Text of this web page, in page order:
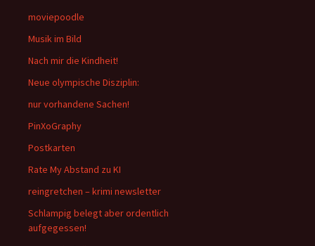
moviepoodle
Musik im Bild
Nach mir die Kindheit!
Neue olympische Disziplin:
nur vorhandene Sachen!
PinXoGraphy
Postkarten
Rate My Abstand zu KI
reingretchen – krimi newsletter
Schlampig belegt aber ordentlich
aufgegessen!